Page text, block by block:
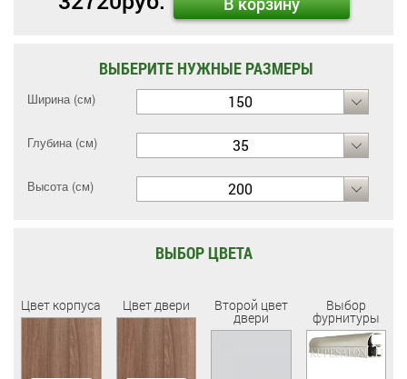
ВЫБЕРИТЕ НУЖНЫЕ РАЗМЕРЫ
Ширина (см) 150
Глубина (см) 35
Высота (см) 200
ВЫБОР ЦВЕТА
Цвет корпуса Цвет двери Второй цвет
двери
Выбор
фурнитуры